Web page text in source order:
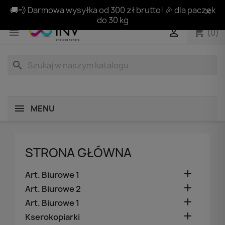
🚚💨 Darmowa wysyłka od 300 zł brutto! 🎉 dla paczek
do 30 kg
 shopping_cart(0)

search
MENU
STRONA GŁÓWNA
Art. Biurowe 1 
Art. Biurowe 2 
Art. Biurowe 1 
Kserokopiarki 